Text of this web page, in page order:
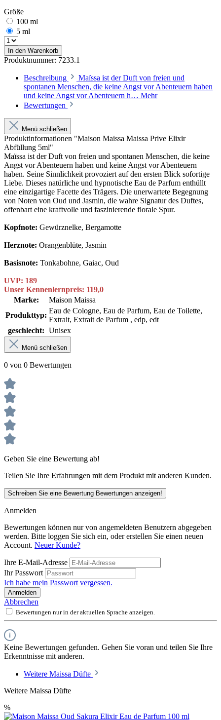
Größe
100 ml
5 ml
In den Warenkorb
Produktnummer: 7233.1
Beschreibung
Maïssa ist der Duft von freien und
spontanen Menschen, die keine Angst vor Abenteuern haben
und keine Angst vor Abenteuern h… Mehr
Bewertungen
Menü schließen
Produktinformationen "Maison Maissa Maissa Prive Elixir
Abfüllung 5ml"
Maïssa ist der Duft von freien und spontanen Menschen, die keine
Angst vor Abenteuern haben und keine Angst vor Abenteuern
haben. Seine Sinnlichkeit provoziert auf den ersten Blick sofortige
Liebe. Dieses natürliche und hypnotische Eau de Parfum enthüllt
eine einzigartige Facette des Trägers. Die unerwartete Begegnung
von Noten von Oud und Jasmin, die wahre Signatur des Duftes,
offenbart eine kraftvolle und faszinierende florale Spur.
Kopfnote: Gewürznelke, Bergamotte
Herznote: Orangenblüte, Jasmin
Basisnote: Tonkabohne, Gaiac, Oud
UVP: 189
Unser Kennenlernpreis: 119,0
Marke:
Maison Maissa
Produkttyp:
Eau de Cologne, Eau de Parfum, Eau de Toilette,
Extrait, Extrait de Parfum , edp, edt
geschlecht: Unisex
Menü schließen
0 von 0 Bewertungen
Geben Sie eine Bewertung ab!
Teilen Sie Ihre Erfahrungen mit dem Produkt mit anderen Kunden.
Schreiben Sie eine Bewertung Bewertungen anzeigen!
Anmelden
Bewertungen können nur von angemeldeten Benutzern abgegeben
werden. Bitte loggen Sie sich ein, oder erstellen Sie einen neuen
Account. Neuer Kunde?
Ihre E-Mail-Adresse
Ihr Passwort
Ich habe mein Passwort vergessen.
Anmelden
Abbrechen
Bewertungen nur in der aktuellen Sprache anzeigen.
Keine Bewertungen gefunden. Gehen Sie voran und teilen Sie Ihre
Erkenntnisse mit anderen.
Weitere Maissa Düfte
Weitere Maissa Düfte
%